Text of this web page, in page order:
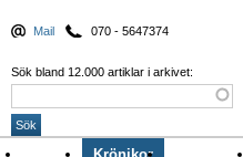
Mail 070 - 5647374
Sök bland 12.000 artiklar i arkivet: